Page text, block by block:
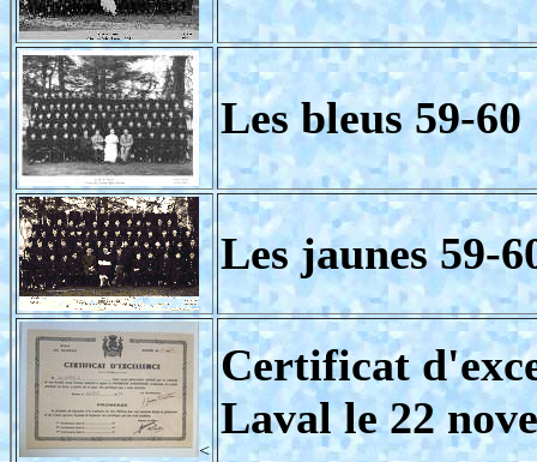
Les bleus 59-60
Les jaunes 59-
<
Certificat
Laval le 22